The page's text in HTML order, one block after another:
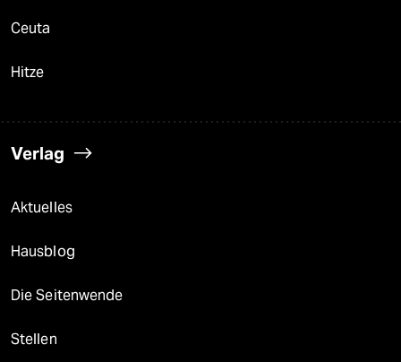
Ceuta
Hitze
Verlag
Aktuelles
Hausblog
Die Seitenwende
Stellen